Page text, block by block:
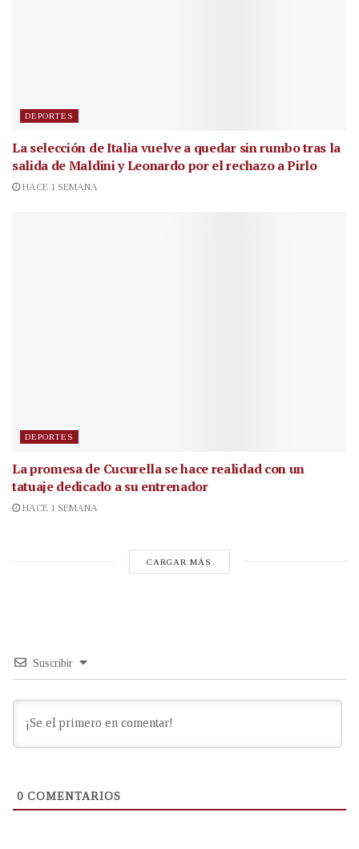
DEPORTES
La selección de Italia vuelve a quedar sin rumbo tras la
salida de Maldini y Leonardo por el rechazo a Pirlo
HACE 1 SEMANA
DEPORTES
La promesa de Cucurella se hace realidad con un
tatuaje dedicado a su entrenador
HACE 1 SEMANA
CARGAR MÁS
Suscribir
0 COMENTARIOS